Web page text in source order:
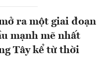
ra một giai đoạn
mạnh mẽ nhất
Tây kể từ thời